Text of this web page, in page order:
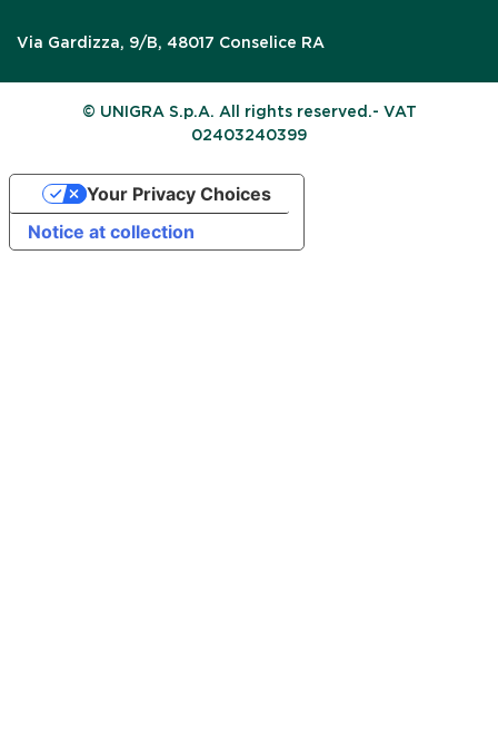
Via Gardizza, 9/B, 48017 Conselice RA
© UNIGRA S.p.A. All rights reserved.- VAT
02403240399
Notice at collection
Your Privacy Choices